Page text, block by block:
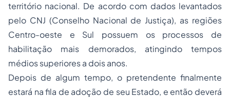
território nacional. De acordo com dados levantados
pelo CNJ (Conselho Nacional de Justiça), as regiões
Centro-oeste e Sul possuem os processos de
habilitação mais demorados, atingindo tempos
médios superiores a dois anos.
Depois de algum tempo, o pretendente finalmente
estará na fila de adoção de seu Estado, e então deverá